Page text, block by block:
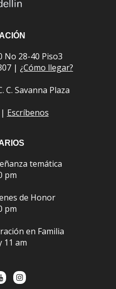
No 28-40 Piso3
| ¿Cómo llegar?
C. Savanna Plaza
| Escríbenos
temática
pm
de Honor
pm
en Familia
11 am